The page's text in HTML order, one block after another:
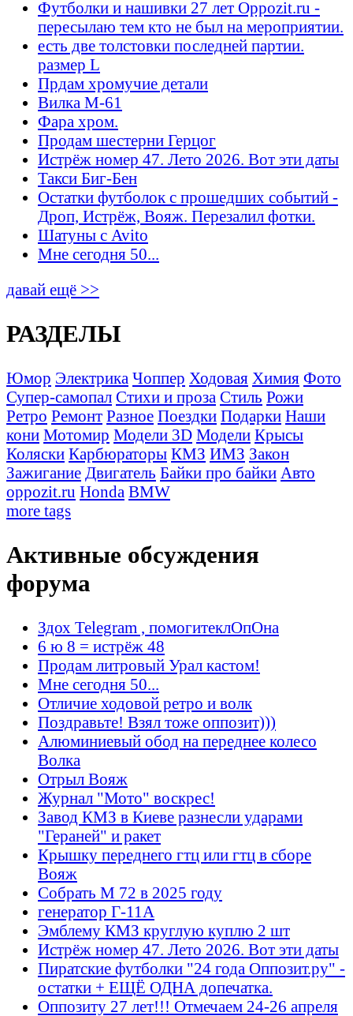
Футболки и нашивки 27 лет Oppozit.ru -
пересылаю тем кто не был на мероприятии.
есть две толстовки последней партии.
размер L
Прдам хромучие детали
Вилка М-61
Фара хром.
Продам шестерни Герцог
Истрёж номер 47. Лето 2026. Вот эти даты
Такси Биг-Бен
Остатки футболок с прошедших событий -
Дроп, Истрёж, Вояж. Перезалил фотки.
Шатуны с Avito
Мне сегодня 50...
давай ещё >>
РАЗДЕЛЫ
Юмор Электрика Чоппер Ходовая Химия Фото
Супер-самопал Стихи и проза Стиль Рожи
Ретро Ремонт Разное Поездки Подарки Наши
кони Мотомир Модели 3D Модели Крысы
Коляски Карбюраторы КМЗ ИМЗ Закон
Зажигание Двигатель Байки про байки Авто
oppozit.ru Honda BMW
more tags
Активные обсуждения
форума
Здох Telegram , помогитеклОпОна
6 ю 8 = истрёж 48
Продам литровый Урал кастом!
Мне сегодня 50...
Отличие ходовой ретро и волк
Поздравьте! Взял тоже оппозит)))
Алюминиевый обод на переднее колесо
Волка
Отрыл Вояж
Журнал "Мото" воскрес!
Завод КМЗ в Киеве разнесли ударами
"Гераней" и ракет
Крышку переднего гтц или гтц в сборе
Вояж
Собрать М 72 в 2025 году
генератор Г-11А
Эмблему КМЗ круглую куплю 2 шт
Истрёж номер 47. Лето 2026. Вот эти даты
Пиратские футболки "24 года Оппозит.ру" -
остатки + ЕЩЁ ОДНА допечатка.
Оппозиту 27 лет!!! Отмечаем 24-26 апреля